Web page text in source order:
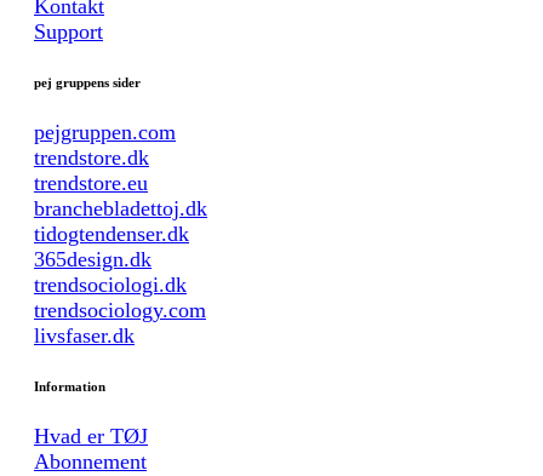
Kontakt
Support
pej gruppens sider
pejgruppen.com
trendstore.dk
trendstore.eu
branchebladettoj.dk
tidogtendenser.dk
365design.dk
trendsociologi.dk
trendsociology.com
livsfaser.dk
Information
Hvad er TØJ
Abonnement